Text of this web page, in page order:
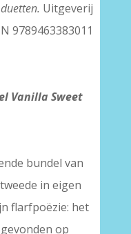
Uitgeverij
9789463383011
Vanilla Sweet
bundel van
in eigen
flarfpoëzie: het
op